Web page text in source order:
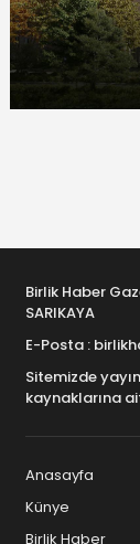
Birlik Haber
SARIKAYA
E-Posta :
Sitemizde
kaynaklarına
Anasayfa
Künye
Birlik Haber